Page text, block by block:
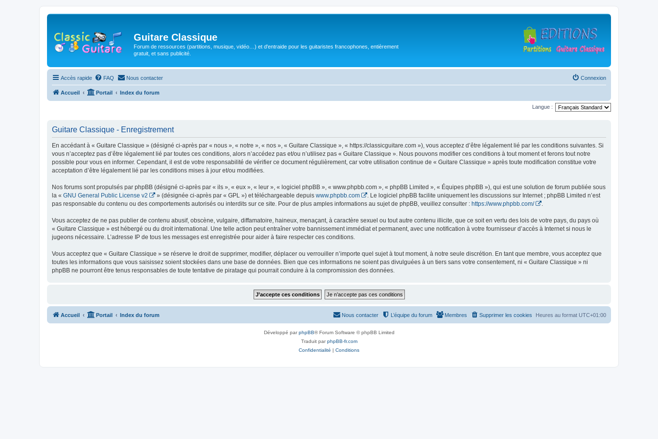
Guitare Classique
Forum de ressources (partitions, musique, vidéo…) et d'entraide pour les guitaristes francophones, entièrement
gratuit, et sans publicité.
Accès rapide FAQ Nous contacter Connexion
Accueil Portail Index du forum
Langue :
Guitare Classique - Enregistrement
En accédant à « Guitare Classique » (désigné ci-après par « nous », « notre », « nos », « Guitare Classique », « https://classicguitare.com »), vous acceptez d’être légalement lié par les conditions suivantes. Si
vous n’acceptez pas d’être légalement lié par toutes ces conditions, alors n’accédez pas et/ou n’utilisez pas « Guitare Classique ». Nous pouvons modifier ces conditions à tout moment et ferons tout notre
possible pour vous en informer. Cependant, il est de votre responsabilité de vérifier ce document régulièrement, car votre utilisation continue de « Guitare Classique » après toute modification constitue votre
acceptation d’être légalement lié par les conditions mises à jour et/ou modifiées.
Nos forums sont propulsés par phpBB (désigné ci-après par « ils », « eux », « leur », « logiciel phpBB », « www.phpbb.com », « phpBB Limited », « Équipes phpBB »), qui est une solution de forum publiée sous
la « GNU General Public License v2 » (désignée ci-après par « GPL ») et téléchargeable depuis www.phpbb.com
. Le logiciel phpBB facilite uniquement les discussions sur Internet ; phpBB Limited n’est
pas responsable du contenu ou des comportements autorisés ou interdits sur ce site. Pour de plus amples informations au sujet de phpBB, veuillez consulter : https://www.phpbb.com/ .
Vous acceptez de ne pas publier de contenu abusif, obscène, vulgaire, diffamatoire, haineux, menaçant, à caractère sexuel ou tout autre contenu illicite, que ce soit en vertu des lois de votre pays, du pays où
« Guitare Classique » est hébergé ou du droit international. Une telle action peut entraîner votre bannissement immédiat et permanent, avec une notification à votre fournisseur d’accès à Internet si nous le
jugeons nécessaire. L’adresse IP de tous les messages est enregistrée pour aider à faire respecter ces conditions.
Vous acceptez que « Guitare Classique » se réserve le droit de supprimer, modifier, déplacer ou verrouiller n’importe quel sujet à tout moment, à notre seule discrétion. En tant que membre, vous acceptez que
toutes les informations que vous saisissez soient stockées dans une base de données. Bien que ces informations ne soient pas divulguées à un tiers sans votre consentement, ni « Guitare Classique » ni
phpBB ne pourront être tenus responsables de toute tentative de piratage qui pourrait conduire à la compromission des données.
Accueil Portail Index du forum Heures au format UTC+01:00
Supprimer les cookies
Membres
L’équipe du forum
Nous contacter
Développé parphpBB® Forum Software © phpBB Limited
Traduit parphpBB-fr.com
Confidentialité | Conditions